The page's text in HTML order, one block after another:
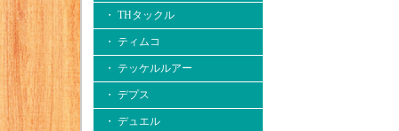
・ THタックル
・ ティムコ
・ テッケルルアー
・ デプス
・ デュエル